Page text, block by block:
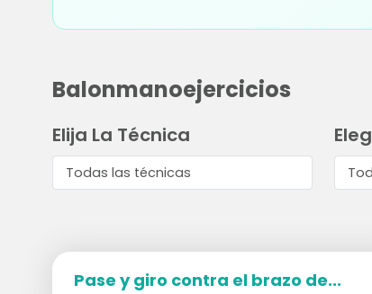
Balonmanoejercicios
Elija La Técnica
Pase y giro contra el brazo de...